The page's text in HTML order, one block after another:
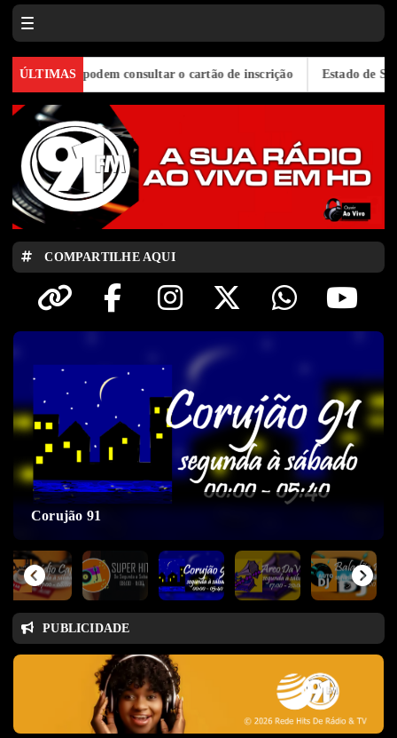
ÚLTIMAS
2026 podem consultar o cartão de inscrição Estado de São
COMPARTILHE AQUI
Corujão 91
PUBLICIDADE